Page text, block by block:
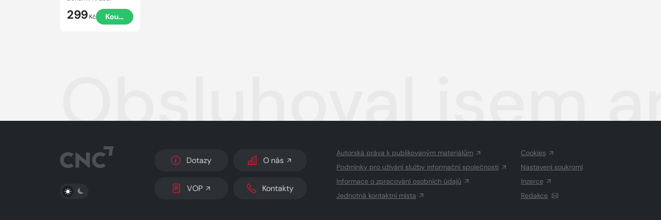
299 Kč Koupit
Obsluhoval jsem
PŘEPNOUT SVĚTLÝ/TMAVÝ REŽIM
Dotazy O nás
VOP Kontakty
Autorská práva k publikovaným materiálům
Podmínky pro užívání služby informační společnosti
Informace o zpracování osobních údajů
Jednotná kontaktní místa
Cookies
Nastavení soukromí
Inzerce
Redakce